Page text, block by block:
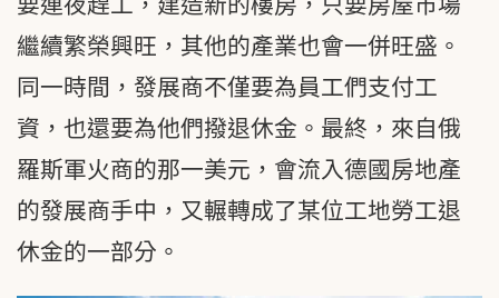
繼續繁榮興旺，其他的產業也會一併旺盛。
同一時間，發展商不僅要為員工們支付工
資，也還要為他們撥退休金。最終，來自俄
羅斯軍火商的那一美元，會流入德國房地產
的發展商手中，又輾轉成了某位工地勞工退
休金的一部分。